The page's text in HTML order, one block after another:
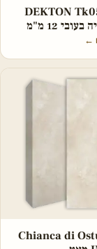
DEKTON
12 מ"מ
←
Chianca di